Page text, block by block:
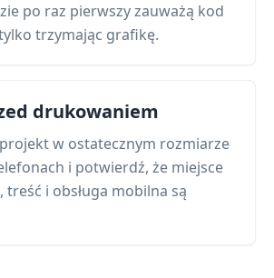
po raz pierwszy zauważą kod
trzymając grafikę.
drukowaniem
w ostatecznym rozmiarze
i potwierdź, że miejsce
treść i obsługa mobilna są